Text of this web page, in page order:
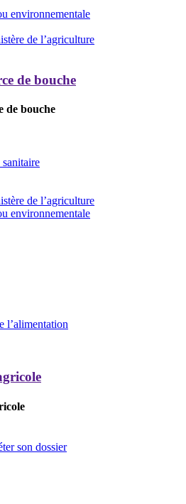
environnementale
de l’agriculture
de bouche
de bouche
de l’agriculture
environnementale
l’alimentation
son dossier